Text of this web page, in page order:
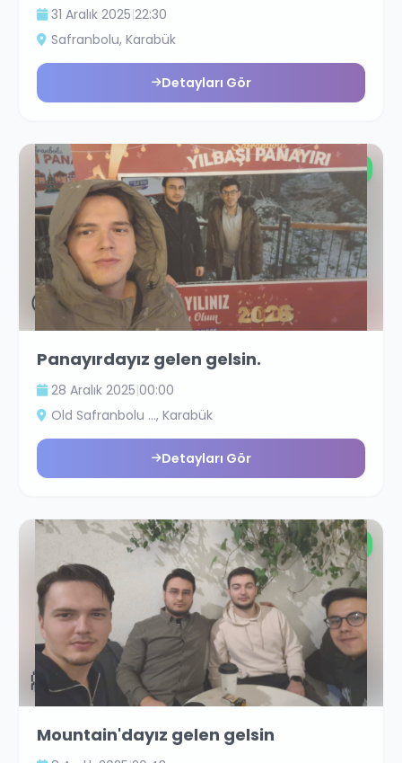
gelen gelsin
31 Aralık 2025|22:30
Safranbolu, Karabük
Detayları Gör
Ücretsiz
😁
Panayırdayız gelen gelsin.
28 Aralık 2025|00:00
Old Safranbolu ..., Karabük
Detayları Gör
Ücretsiz
🥶
Mountain'dayız gelen gelsin